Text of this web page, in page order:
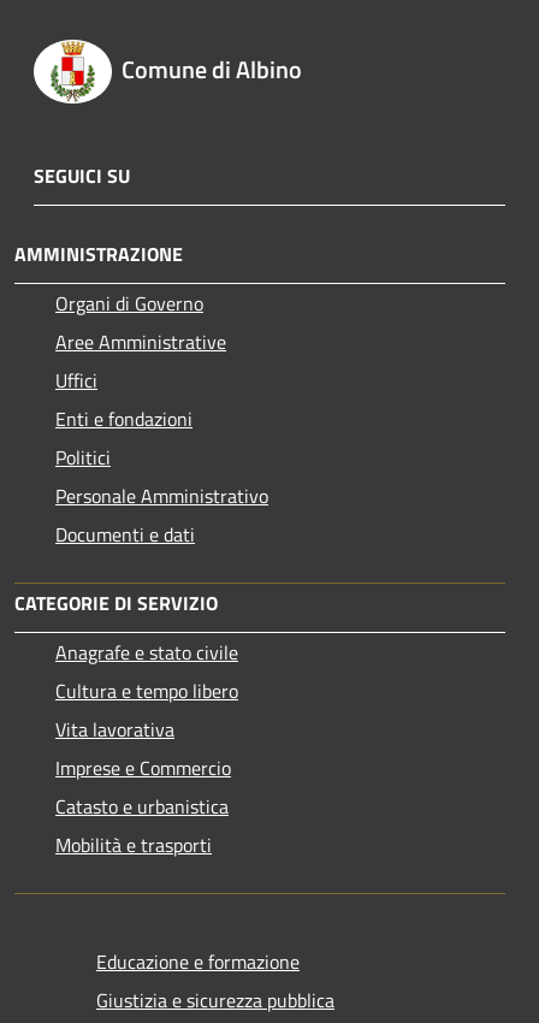
Comune di Albino
SEGUICI SU
AMMINISTRAZIONE
Organi di Governo
Aree Amministrative
Uffici
Enti e fondazioni
Politici
Personale Amministrativo
Documenti e dati
CATEGORIE DI SERVIZIO
Anagrafe e stato civile
Cultura e tempo libero
Vita lavorativa
Imprese e Commercio
Catasto e urbanistica
Mobilità e trasporti
Educazione e formazione
Giustizia e sicurezza pubblica